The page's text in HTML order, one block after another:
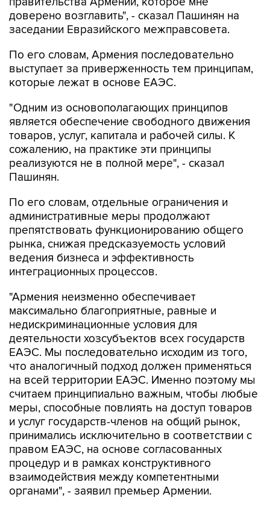
доверено возглавить", - сказал Пашинян на
заседании Евразийского межправсовета.
По его словам, Армения последовательно
выступает за приверженность тем принципам,
которые лежат в основе ЕАЭС.
"Одним из основополагающих принципов
является обеспечение свободного движения
товаров, услуг, капитала и рабочей силы. К
сожалению, на практике эти принципы
реализуются не в полной мере", - сказал
Пашинян.
По его словам, отдельные ограничения и
административные меры продолжают
препятствовать функционированию общего
рынка, снижая предсказуемость условий
ведения бизнеса и эффективность
интеграционных процессов.
"Армения неизменно обеспечивает
максимально благоприятные, равные и
недискриминационные условия для
деятельности хозсубъектов всех государств
ЕАЭС. Мы последовательно исходим из того,
что аналогичный подход должен применяться
на всей территории ЕАЭС. Именно поэтому мы
считаем принципиально важным, чтобы любые
меры, способные повлиять на доступ товаров
и услуг государств-членов на общий рынок,
принимались исключительно в соответствии с
правом ЕАЭС, на основе согласованных
процедур и в рамках конструктивного
взаимодействия между компетентными
органами", - заявил премьер Армении.